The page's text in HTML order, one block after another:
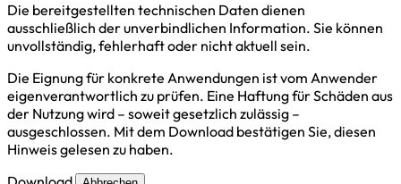
Die bereitgestellten technischen Daten dienen
ausschließlich der unverbindlichen Information. Sie können
unvollständig, fehlerhaft oder nicht aktuell sein.
Die Eignung für konkrete Anwendungen ist vom Anwender
eigenverantwortlich zu prüfen. Eine Haftung für Schäden aus
der Nutzung wird – soweit gesetzlich zulässig –
ausgeschlossen. Mit dem Download bestätigen Sie, diesen
Hinweis gelesen zu haben.